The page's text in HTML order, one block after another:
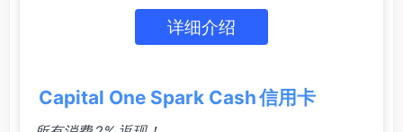
详细介绍
Capital One Spark Cash 信用卡